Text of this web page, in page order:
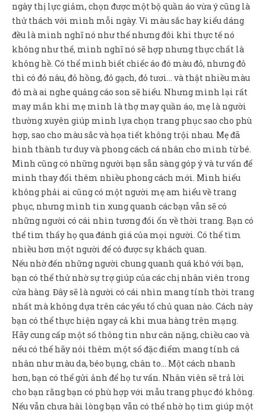
ngày thị lực giảm, chọn được một bộ quần áo vừa ý cũng là
thử thách với mình mỗi ngày. Vì màu sắc hay kiểu dáng
đều là mình nghĩ nó như thế nhưng đôi khi thực tế nó
không như thế, mình nghĩ nó sẽ hợp nhưng thực chất là
không hề. Có thể mình biết chiếc áo đó màu đỏ, nhưng đỏ
thì có đỏ nâu, đỏ hồng, đỏ gạch, đỏ tươi… và thật nhiều màu
đỏ mà ai nghe quảng cáo son sẽ hiểu. Nhưng mình lại rất
may mắn khi mẹ mình là thợ may quần áo, mẹ là người
thường xuyên giúp mình lựa chọn trang phục sao cho phù
hợp, sao cho màu sắc và họa tiết không trội nhau. Mẹ đã
hình thành tư duy và phong cách cá nhân cho mình từ bé.
Mình cũng có những người bạn sẵn sàng góp ý và tư vấn để
mình thay đổi thêm nhiều phong cách mới. Mình hiểu
không phải ai cũng có một người mẹ am hiểu về trang
phục, nhưng mình tin xung quanh các bạn vẫn sẽ có
những người có cái nhìn tương đối ổn về thời trang. Bạn có
thể tìm thấy họ qua đánh giá của mọi người. Có thể tìm
nhiều hơn một người để có được sự khách quan.
Nếu nhờ đến những người chung quanh quá khó với bạn,
bạn có thể thử nhờ sự trợ giúp của các chị nhân viên trong
cửa hàng. Đây sẽ là người có cái nhìn mang tính thời trang
nhất mà không dựa trên các yếu tố chủ quan nào. Cách này
bạn có thể thực hiện ngay cả khi mua hàng trên mạng.
Hãy cung cấp một số thông tin như cân nặng, chiều cao và
nếu có thể hãy nói thêm một số đặc điểm mang tính cá
nhân như màu da, béo bụng, chân to… Một cách nhanh
hơn, bạn có thể gửi ảnh để họ tư vấn. Nhân viên sẽ trả lời
cho bạn rằng bạn có phù hợp với mẫu trang phục đó không.
Nếu vẫn chưa hài lòng bạn vẫn có thể nhờ họ tìm giúp một